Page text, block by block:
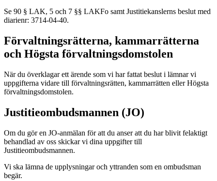
Se 90 § LAK, 5 och 7 §§ LAKFo samt Justitiekanslerns beslut med
diarienr: 3714-04-40.
Förvaltningsrätterna, kammarrätterna
och Högsta förvaltningsdomstolen
När du överklagar ett ärende som vi har fattat beslut i lämnar vi
uppgifterna vidare till förvaltningsrätten, kammarrätten eller Högsta
förvaltningsdomstolen.
Justitieombudsmannen (JO)
Om du gör en JO-anmälan för att du anser att du har blivit felaktigt
behandlad av oss skickar vi dina uppgifter till
Justitieombudsmannen.
Vi ska lämna de upplysningar och yttranden som en ombudsman
begär.